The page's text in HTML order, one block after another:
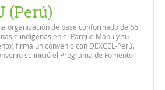
(Perú)
organización de base conformado de 66
e indígenas en el Parque Manu y su
firma un convenio con DEXCEL-Perú.
se inició el Programa de Fomento